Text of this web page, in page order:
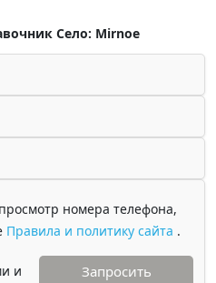
Село: Mirnoe
номера телефона,
Правила и политику сайта .
и
Запросить